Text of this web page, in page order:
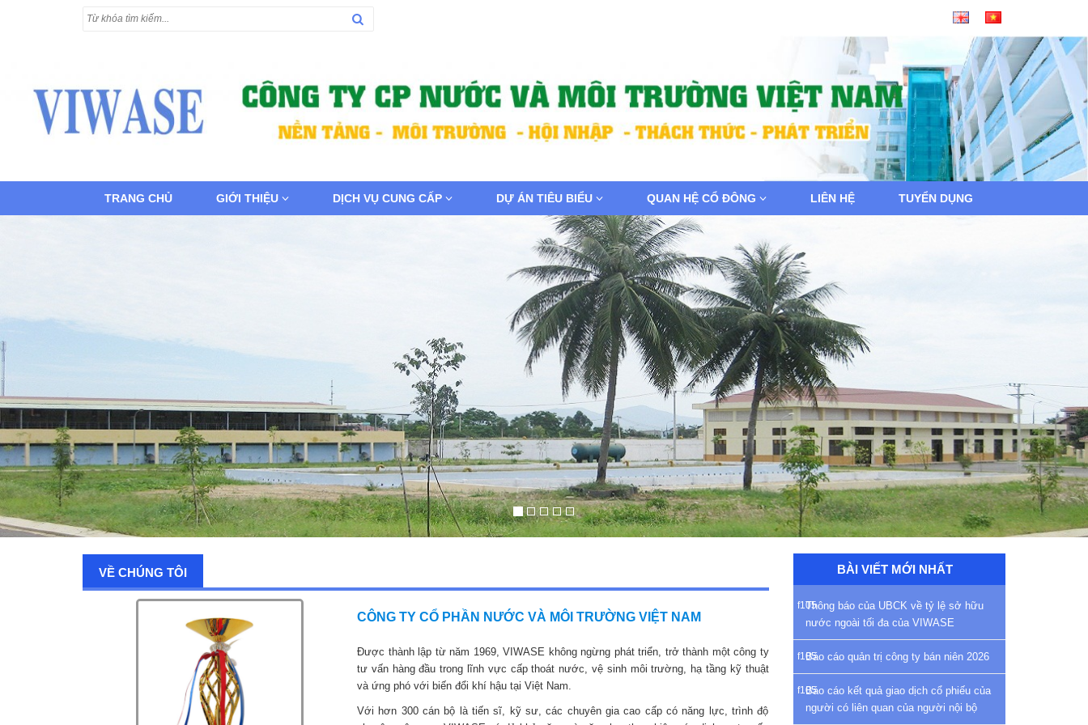
TRANG CHỦ GIỚI THIỆU DỊCH VỤ CUNG CẤP DỰ ÁN TIÊU BIỂU QUAN HỆ CỔ ĐÔNG LIÊN HỆ TUYỂN DỤNG
VỀ CHÚNG TÔI
CÔNG TY CỔ PHẦN NƯỚC VÀ MÔI TRƯỜNG VIỆT NAM
Được thành lập từ năm 1969, VIWASE không ngừng phát triển, trở thành một công ty
tư vấn hàng đầu trong lĩnh vực cấp thoát nước, vệ sinh môi trường, hạ tầng kỹ thuật
và ứng phó với biến đổi khí hậu tại Việt Nam.
Với hơn 300 cán bộ là tiến sĩ, kỹ sư, các chuyên gia cao cấp có năng lực, trình độ
BÀI VIẾT MỚI NHẤT
Thông báo của UBCK về tỷ lệ sở hữu
nước ngoài tối đa của VIWASE
Báo cáo quản trị công ty bán niên 2026
Báo cáo kết quả giao dịch cổ phiếu của
người có liên quan của người nội bộ